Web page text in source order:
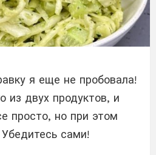
я еще не пробовала!
из двух продуктов, и
просто, но при этом
сами!